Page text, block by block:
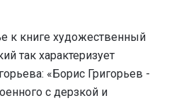
к книге художественный
так характеризует
«Борис Григорьев -
с дерзкой и